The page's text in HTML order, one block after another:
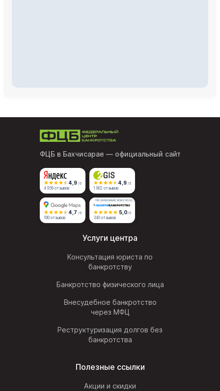
ФЦБ в Бахчисарае — официальный сайт
4,9 /5
4 956 отзывов
4,9 /5
1 902 отзывов
4,7 /5
180 отзывов
Независимый агрегатор
5,0/5
340 отзывов
Услуги центра
Консультация юриста по
банкротству
Банкротство физического лица
Внесудебное банкротство
через МФЦ
Реструктуризация долгов без
банкротства
Полезные ссылки
Акции и скидки